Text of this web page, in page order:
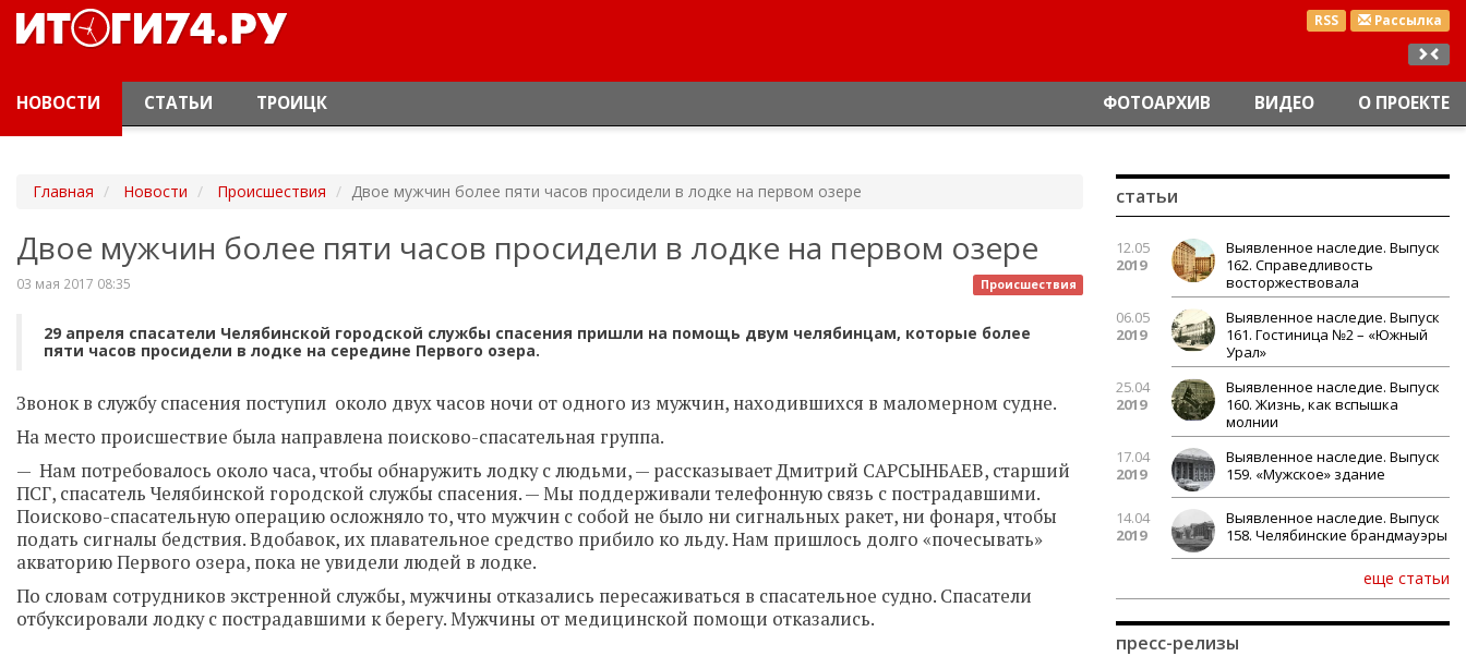
RSS Рассылка
НОВОСТИ СТАТЬИ ТРОИЦК ФОТОАРХИВ ВИДЕО О ПРОЕКТЕ
Главная Новости Происшествия Двое мужчин более пяти часов просидели в лодке на первом озере
Двое мужчин более пяти часов просидели в лодке на первом озере
Происшествия
03 мая 2017 08:35
29 апреля спасатели Челябинской городской службы спасения пришли на помощь двум челябинцам, которые более
пяти часов просидели в лодке на середине Первого озера.
Звонок в службу спасения поступил около двух часов ночи от одного из мужчин, находившихся в маломерном судне.
На место происшествие была направлена поисково-спасательная группа.
— Нам потребовалось около часа, чтобы обнаружить лодку с людьми, — рассказывает Дмитрий САРСЫНБАЕВ, старший
ПСГ, спасатель Челябинской городской службы спасения. — Мы поддерживали телефонную связь с пострадавшими.
Поисково-спасательную операцию осложняло то, что мужчин с собой не было ни сигнальных ракет, ни фонаря, чтобы
подать сигналы бедствия. Вдобавок, их плавательное средство прибило ко льду. Нам пришлось долго «почесывать»
акваторию Первого озера, пока не увидели людей в лодке.
По словам сотрудников экстренной службы, мужчины отказались пересаживаться в спасательное судно. Спасатели
отбуксировали лодку с пострадавшими к берегу. Мужчины от медицинской помощи отказались.
статьи
12.05
2019
Выявленное наследие. Выпуск
162. Справедливость
восторжествовала
06.05
2019
Выявленное наследие. Выпуск
161. Гостиница №2 – «Южный
Урал»
25.04
2019
Выявленное наследие. Выпуск
160. Жизнь, как вспышка
молнии
17.04
2019
Выявленное наследие. Выпуск
159. «Мужское» здание
14.04
2019
Выявленное наследие. Выпуск
158. Челябинские брандмауэры
еще статьи
пресс-релизы